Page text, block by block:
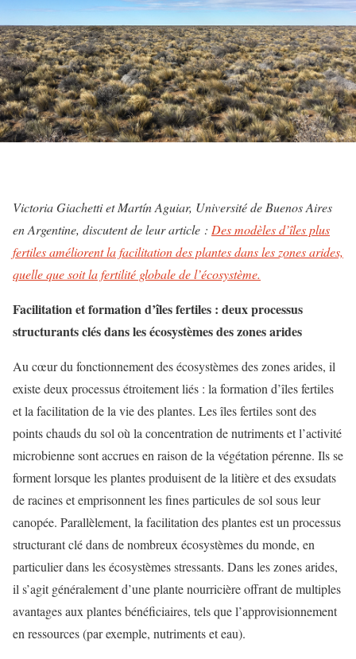
Victoria Giachetti et Martín Aguiar, Université de Buenos Aires
en Argentine, discutent de leur article : Des modèles d’îles plus
fertiles améliorent la facilitation des plantes dans les zones arides,
quelle que soit la fertilité globale de l’écosystème.
Facilitation et formation d’îles fertiles : deux processus
structurants clés dans les écosystèmes des zones arides
Au cœur du fonctionnement des écosystèmes des zones arides, il
existe deux processus étroitement liés : la formation d’îles fertiles
et la facilitation de la vie des plantes. Les îles fertiles sont des
points chauds du sol où la concentration de nutriments et l’activité
microbienne sont accrues en raison de la végétation pérenne. Ils se
forment lorsque les plantes produisent de la litière et des exsudats
de racines et emprisonnent les fines particules de sol sous leur
canopée. Parallèlement, la facilitation des plantes est un processus
structurant clé dans de nombreux écosystèmes du monde, en
particulier dans les écosystèmes stressants. Dans les zones arides,
il s’agit généralement d’une plante nourricière offrant de multiples
avantages aux plantes bénéficiaires, tels que l’approvisionnement
en ressources (par exemple, nutriments et eau).